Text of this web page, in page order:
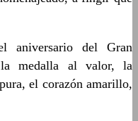
del Gran
la medalla al valor, la
el corazón amarillo,